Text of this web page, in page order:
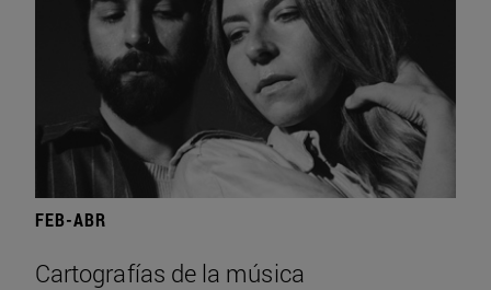
FEB-ABR
Cartografías de la música